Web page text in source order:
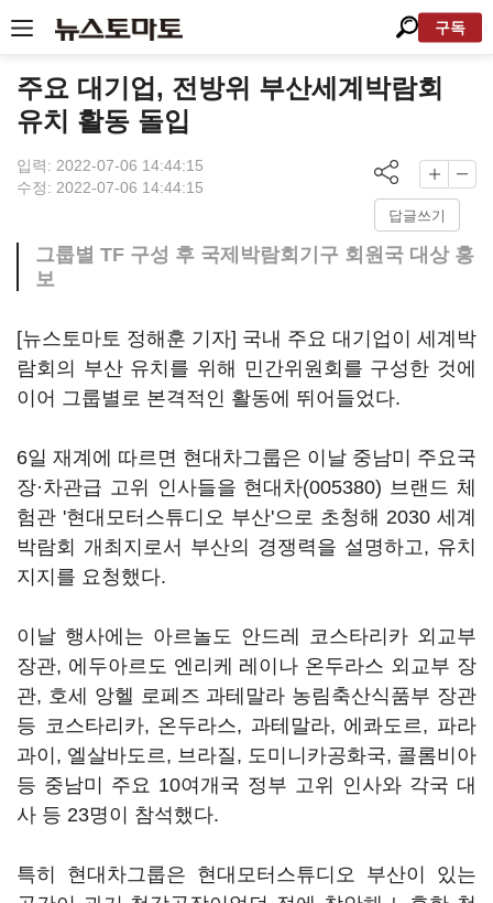
구독
주요 대기업, 전방위 부산세계박람회
유치 활동 돌입
입력: 2022-07-06 14:44:15
수정: 2022-07-06 14:44:15
답글쓰기
그룹별 TF 구성 후 국제박람회기구 회원국 대상 홍
보
[뉴스토마토 정해훈 기자] 국내 주요 대기업이 세계박
람회의 부산 유치를 위해 민간위원회를 구성한 것에
이어 그룹별로 본격적인 활동에 뛰어들었다.
6일 재계에 따르면 현대차그룹은 이날 중남미 주요국
장·차관급 고위 인사들을 현대차(005380) 브랜드 체
험관 '현대모터스튜디오 부산'으로 초청해 2030 세계
박람회 개최지로서 부산의 경쟁력을 설명하고, 유치
지지를 요청했다.
이날 행사에는 아르놀도 안드레 코스타리카 외교부
장관, 에두아르도 엔리케 레이나 온두라스 외교부 장
관, 호세 앙헬 로페즈 과테말라 농림축산식품부 장관
등 코스타리카, 온두라스, 과테말라, 에콰도르, 파라
과이, 엘살바도르, 브라질, 도미니카공화국, 콜롬비아
등 중남미 주요 10여개국 정부 고위 인사와 각국 대
사 등 23명이 참석했다.
특히 현대차그룹은 현대모터스튜디오 부산이 있는